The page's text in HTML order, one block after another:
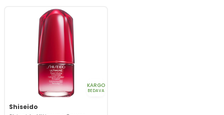
KARGO
BEDAVA
Shiseido